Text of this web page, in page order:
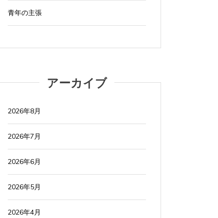
青年の主張
アーカイブ
2026年8月
2026年7月
2026年6月
2026年5月
2026年4月